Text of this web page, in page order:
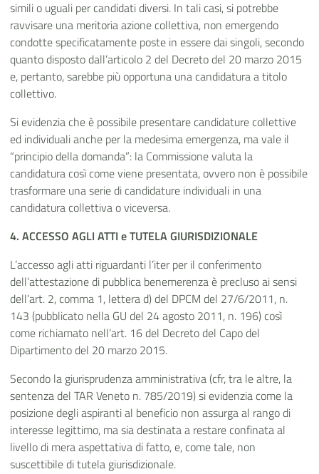
simili o uguali per candidati diversi. In tali casi, si potrebbe
ravvisare una meritoria azione collettiva, non emergendo
condotte specificatamente poste in essere dai singoli, secondo
quanto disposto dall’articolo 2 del Decreto del 20 marzo 2015
e, pertanto, sarebbe più opportuna una candidatura a titolo
collettivo.
Si evidenzia che è possibile presentare candidature collettive
ed individuali anche per la medesima emergenza, ma vale il
“principio della domanda”: la Commissione valuta la
candidatura così come viene presentata, ovvero non è possibile
trasformare una serie di candidature individuali in una
candidatura collettiva o viceversa.
4. ACCESSO AGLI ATTI e TUTELA GIURISDIZIONALE
L’accesso agli atti riguardanti l’iter per il conferimento
dell’attestazione di pubblica benemerenza è precluso ai sensi
dell’art. 2, comma 1, lettera d) del DPCM del 27/6/2011, n.
143 (pubblicato nella GU del 24 agosto 2011, n. 196) così
come richiamato nell’art. 16 del Decreto del Capo del
Dipartimento del 20 marzo 2015.
Secondo la giurisprudenza amministrativa (cfr, tra le altre, la
sentenza del TAR Veneto n. 785/2019) si evidenzia come la
posizione degli aspiranti al beneficio non assurga al rango di
interesse legittimo, ma sia destinata a restare confinata al
livello di mera aspettativa di fatto, e, come tale, non
suscettibile di tutela giurisdizionale.